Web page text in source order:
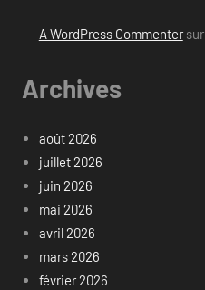
A WordPress Commentersur
Archives
août 2026
juillet 2026
juin 2026
mai 2026
avril 2026
mars 2026
février 2026